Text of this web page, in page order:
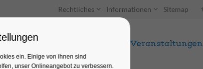
Rechtliches Informationen Sitemap
Entdecken & Erleben Veranstaltungen
ein. Einige von ihnen sind
unser Onlineangebot zu verbessern.